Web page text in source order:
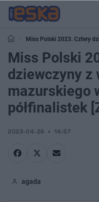
Miss Polski 2023. Cztery
półfinalistek [ZDJĘCIA]
Miss Polski
dziewczyny z
mazurskiego
półfinalistek
2023-04-24 14:57
agada